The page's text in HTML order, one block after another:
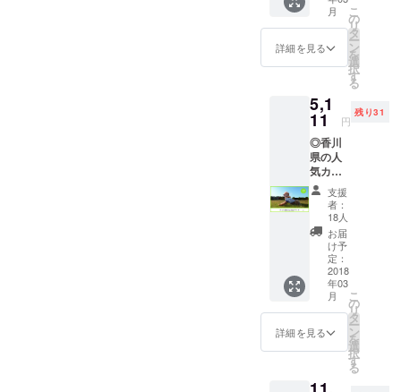
ンちゃ
ん用の
専用飲
ドリン
クそれ
ぞれに
１ドリ
ンク付
です！
お時間
気にせ
ず遊ん
でくだ
さい！
（飼い
主様１
組に対
しワン
ちゃん
２匹ま
作した
ハレル
のオリ
ジナル
ポスト
の中か
ら選り
すぐり
の５枚
をお届
けしま
す！ ◎
ハレル
で保護
してい
るワン
ちゃん
のご飯
３日分
を、あ
なたに
代わり
出させ
月
詳細を見る
こ
の
リ
タ
ー
ン
を
選
択
す
る
5,1
11 円
残り31
◎香川
県の人
気カメ
ラマン
によっ
て撮影
され
た、素
敵すぎ
る写真
から制
作した
ハレル
のオリ
ジナル
ポスト
の中か
支援
者：
18人
お届
け予
定：
2018
年03
月
詳細を見る
こ
の
リ
タ
ー
ン
を
選
択
す
る